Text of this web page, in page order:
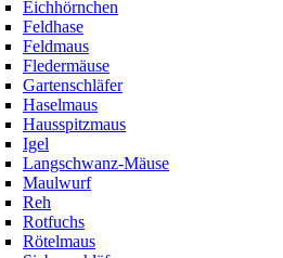
Eichhörnchen
Feldhase
Feldmaus
Fledermäuse
Gartenschläfer
Haselmaus
Hausspitzmaus
Igel
Langschwanz-Mäuse
Maulwurf
Reh
Rotfuchs
Rötelmaus